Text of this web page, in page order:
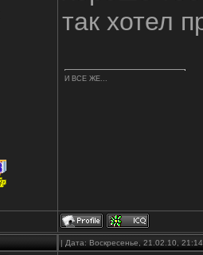
так хотел
И ВСЕ ЖЕ...
| Дата: Воскресенье, 21.02.10,